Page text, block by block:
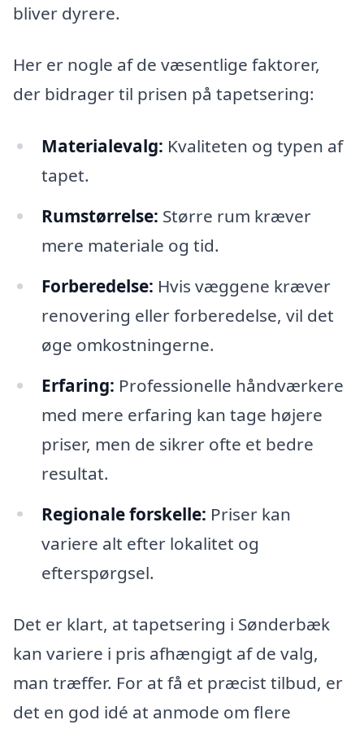
bliver dyrere.
Her er nogle af de væsentlige faktorer,
der bidrager til prisen på tapetsering:
Materialevalg: Kvaliteten og typen af
tapet.
Rumstørrelse: Større rum kræver
mere materiale og tid.
Forberedelse: Hvis væggene kræver
renovering eller forberedelse, vil det
øge omkostningerne.
Erfaring: Professionelle håndværkere
med mere erfaring kan tage højere
priser, men de sikrer ofte et bedre
resultat.
Regionale forskelle: Priser kan
variere alt efter lokalitet og
efterspørgsel.
Det er klart, at tapetsering i Sønderbæk
kan variere i pris afhængigt af de valg,
man træffer. For at få et præcist tilbud, er
det en god idé at anmode om flere